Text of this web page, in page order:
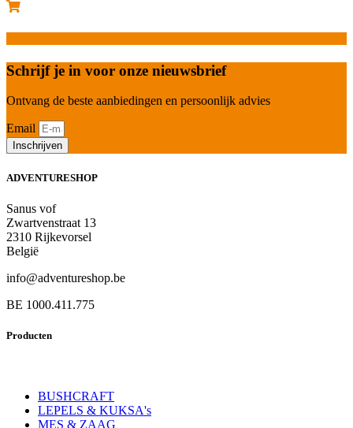
Schrijf je in voor onze nieuwsbrief
Ontvang de beste aanbiedingen en persoonlijk advies
Email
Inschrijven
ADVENTURESHOP
Sanus vof
Zwartvenstraat 13
2310 Rijkevorsel
België
info@adventureshop.be
BE 1000.411.775
Producten
BUSHCRAFT
LEPELS & KUKSA's
MES & ZAAG